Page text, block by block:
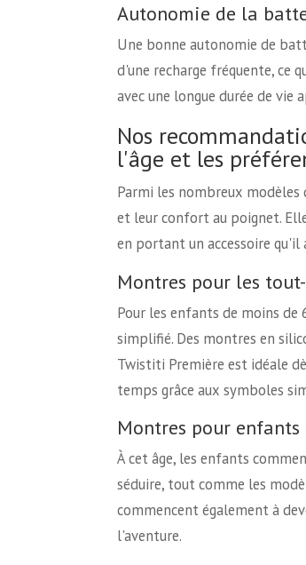
Autonomie de la
Une bonne autonomie de
d'une recharge fréquente, ce
avec une longue durée de
Nos
l'âge et les
Parmi les nombreux
et leur confort au poignet.
en portant un accessoire qu'il
Montres pour les
Pour les enfants de moins de
simplifié. Des montres en
Twistiti Première est idéale
temps grâce aux symboles
Montres pour enfants
À cet âge, les enfants
séduire, tout comme les
commencent également à
l'aventure.